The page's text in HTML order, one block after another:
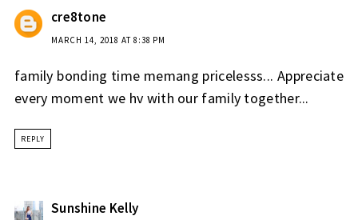
cre8tone
MARCH 14, 2018 AT 8:38 PM
family bonding time memang pricelesss... Appreciate
every moment we hv with our family together...
REPLY
Sunshine Kelly